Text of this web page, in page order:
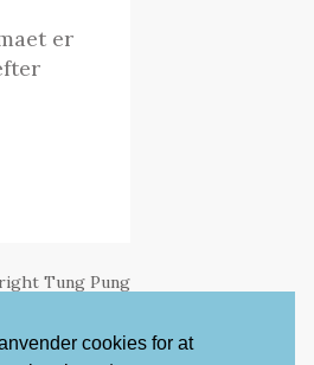
er
Tung Pung
cookies for at